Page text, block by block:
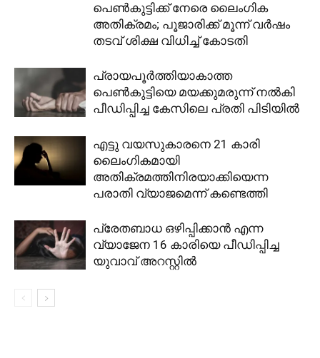
പെൺകുട്ടിക്ക് നേരെ ലൈംഗിക
അതിക്രമം; പൂജാരിക്ക് മൂന്ന് വർഷം
തടവ് ശിക്ഷ വിധിച്ച് കോടതി
പ്രായപൂർത്തിയാകാത്ത
പെൺകുട്ടിയെ മയക്കുമരുന്ന് നൽകി
പീഡിപ്പിച്ച കേസിലെ പ്രതി പിടിയിൽ
എട്ടു വയസുകാരനെ 21 കാരി
ലൈംഗികമായി
അതിക്രമത്തിനിരയാക്കിയെന്ന
പരാതി വ്യാജമെന്ന് കണ്ടെത്തി
പ്രേതബാധ ഒഴിപ്പിക്കാൻ എന്ന
വ്യാജേന 16 കാരിയെ പീഡിപ്പിച്ച
യുവാവ് അറസ്റ്റിൽ